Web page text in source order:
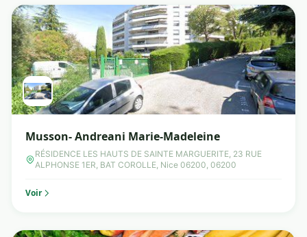
Musson- Andreani Marie-Madeleine
RÉSIDENCE LES HAUTS DE SAINTE MARGUERITE, 23 RUE
ALPHONSE 1ER, BAT COROLLE, Nice 06200, 06200
Voir